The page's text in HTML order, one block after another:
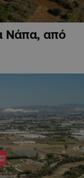
Νάπα, από